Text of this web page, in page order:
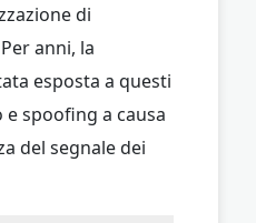
di
anni, la
esposta a questi
spoofing a causa
del segnale dei